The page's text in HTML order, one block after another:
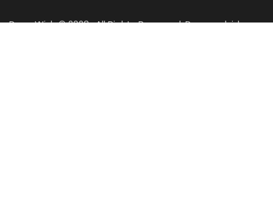
Dogs Wish © 2023 . All Rights Reserved. Desenvolvido por